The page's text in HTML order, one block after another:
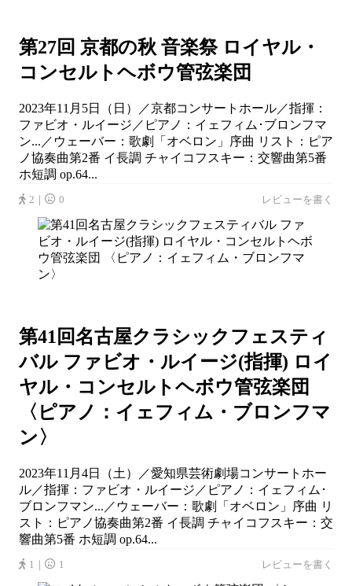
第27回 京都の秋 音楽祭 ロイヤル・
コンセルトヘボウ管弦楽団
2023年11月5日（日）／京都コンサートホール／指揮：
ファビオ・ルイージ／ピアノ：イェフィム･ブロンフマ
ン...／ウェーバー：歌劇「オベロン」序曲 リスト：ピア
ノ協奏曲第2番 イ長調 チャイコフスキー：交響曲第5番
ホ短調 op.64...
2｜ 0 レビューを書く
第41回名古屋クラシックフェスティ
バル ファビオ・ルイージ(指揮) ロイ
ヤル・コンセルトヘボウ管弦楽団
〈ピアノ：イェフィム・ブロンフマ
ン〉
2023年11月4日（土）／愛知県芸術劇場コンサートホー
ル／指揮：ファビオ・ルイージ／ピアノ：イェフィム･
ブロンフマン...／ウェーバー：歌劇「オベロン」序曲 リ
スト：ピアノ協奏曲第2番 イ長調 チャイコフスキー：交
響曲第5番 ホ短調 op.64...
1｜ 1 レビューを書く